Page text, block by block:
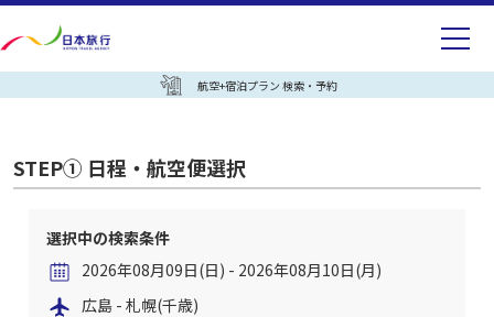
航空+宿泊プラン 検索・予約
STEP① 日程・航空便選択
選択中の検索条件
2026年08月09日(日) - 2026年08月10日(月)
広島 - 札幌(千歳)